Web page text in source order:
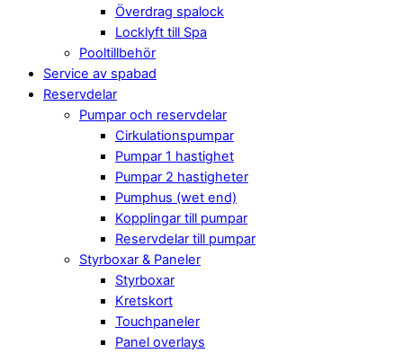
Överdrag spalock
Locklyft till Spa
Pooltillbehör
Service av spabad
Reservdelar
Pumpar och reservdelar
Cirkulationspumpar
Pumpar 1 hastighet
Pumpar 2 hastigheter
Pumphus (wet end)
Kopplingar till pumpar
Reservdelar till pumpar
Styrboxar & Paneler
Styrboxar
Kretskort
Touchpaneler
Panel overlays